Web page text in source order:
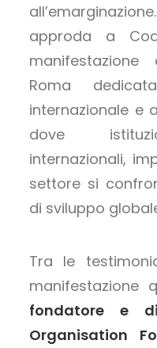
approda a
Roma
internazionale e
dove
internazionali,
settore si
di sviluppo
Tra le
manifestazione
fondatore e
Organisation